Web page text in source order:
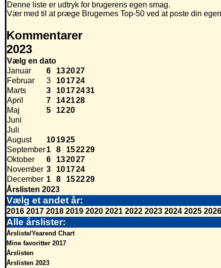
Denne liste er udtryk for brugerens egen smag.
Vær med til at præge Brugernes Top-50 ved at poste din
Kommentarer
2023
Vælg en dato
Januar
6 132027
Februar
3 101724
Marts
3 10172431
April
7 142128
Maj
5 1220
Juni
Juli
August
101925
September1 8 152229
Oktober
6 132027
November 3 101724
December 1 8 152229
Årslisten 2023
Vælg et andet år:
2016 2017 2018 2019 2020 2021 2022 2023 2024 2025 2026
Alle årslister:
Årsliste/Yearend Chart
Mine favoritter 2017
Årslisten
Årslisten 2023